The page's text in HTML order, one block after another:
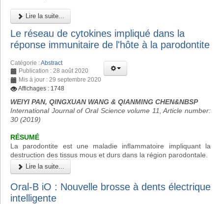
Lire la suite...
Le réseau de cytokines impliqué dans la
réponse immunitaire de l'hôte à la parodontite
Catégorie :Abstract
Publication : 28 août 2020
Mis à jour : 29 septembre 2020
Affichages : 1748
WEIYI PAN, QINGXUAN WANG & QIANMING CHEN&NBSP
International Journal of Oral Science volume 11, Article number:
30 (2019)
RÉSUMÉ
La parodontite est une maladie inflammatoire impliquant la
destruction des tissus mous et durs dans la région parodontale.
Lire la suite...
Oral-B iO : Nouvelle brosse à dents électrique
intelligente